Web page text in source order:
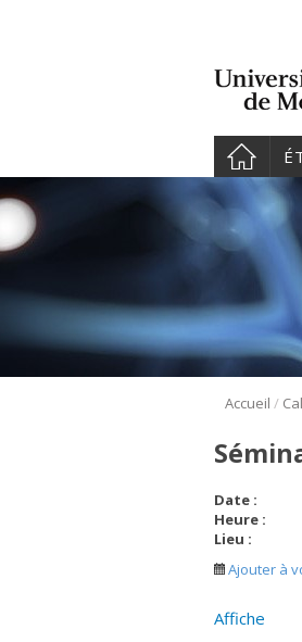
Accueil /
Date :
Heure :
Lieu :
Ajouter à
Affiche